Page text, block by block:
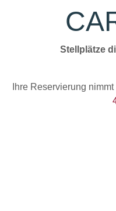
Stellplätze
Ihre Reservierung